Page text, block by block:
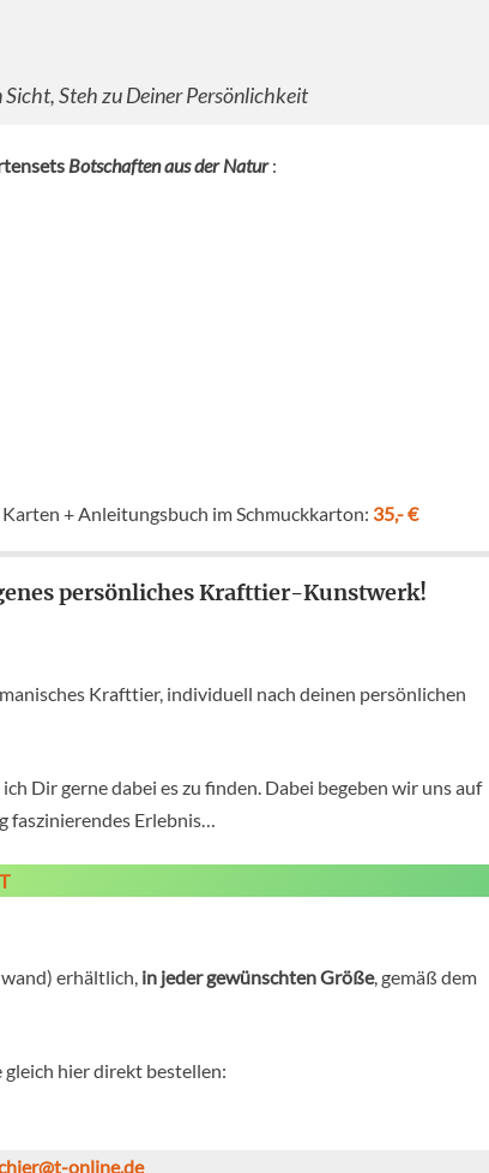
Steh zu Deiner Persönlichkeit
Botschaften aus der Natur:
Karten + Anleitungsbuch im Schmuckkarton: 35,- €
persönliches Krafttier-Kunstwerk!
Krafttier, individuell nach deinen persönlichen
Dir gerne dabei es zu finden. Dabei begeben wir uns auf
faszinierendes Erlebnis…
erhältlich, in jeder gewünschten Größe, gemäß dem
hier direkt bestellen:
online.de